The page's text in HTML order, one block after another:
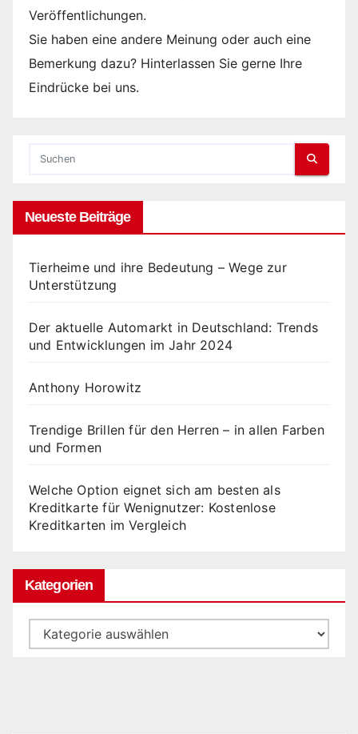
Veröffentlichungen.
Sie haben eine andere Meinung oder auch eine
Bemerkung dazu? Hinterlassen Sie gerne Ihre
Eindrücke bei uns.
Neueste Beiträge
Tierheime und ihre Bedeutung – Wege zur
Unterstützung
Der aktuelle Automarkt in Deutschland: Trends
und Entwicklungen im Jahr 2024
Anthony Horowitz
Trendige Brillen für den Herren – in allen Farben
und Formen
Welche Option eignet sich am besten als
Kreditkarte für Wenignutzer: Kostenlose
Kreditkarten im Vergleich
Kategorien
Kategorien